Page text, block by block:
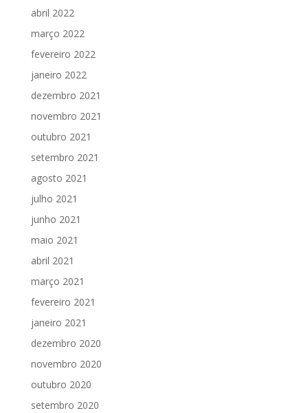
abril 2022
março 2022
fevereiro 2022
janeiro 2022
dezembro 2021
novembro 2021
outubro 2021
setembro 2021
agosto 2021
julho 2021
junho 2021
maio 2021
abril 2021
março 2021
fevereiro 2021
janeiro 2021
dezembro 2020
novembro 2020
outubro 2020
setembro 2020